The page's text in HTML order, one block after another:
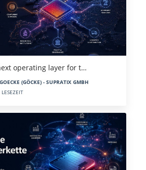
operating layer for t…
(GÖCKE) - SUPRATIX GMBH